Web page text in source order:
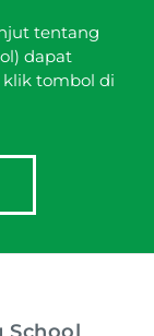
tentang
dapat
tombol di